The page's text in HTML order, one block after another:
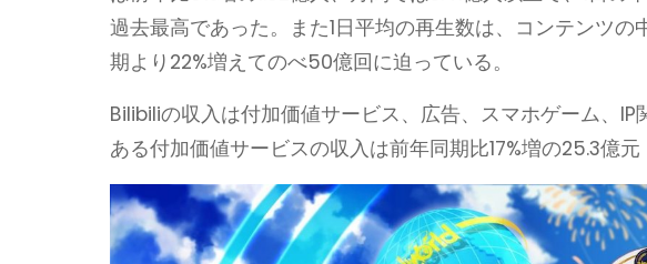
過去最高であった。また1日平均の再生数は、コンテンツ
期より22%増えてのべ50億回に迫っている。
Bilibiliの収入は付加価値サービス、広告、スマホゲーム、
ある付加価値サービスの収入は前年同期比17%増の25.3億